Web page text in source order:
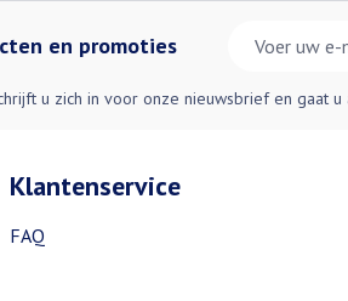
en promoties
u zich in voor onze nieuwsbrief en gaat
Klantenservice
FAQ